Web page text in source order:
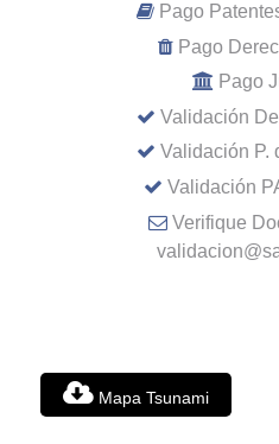
Pago
Pago
Pago
Validación
Validación P.
Validación
Verifique
Mapa Tsunami